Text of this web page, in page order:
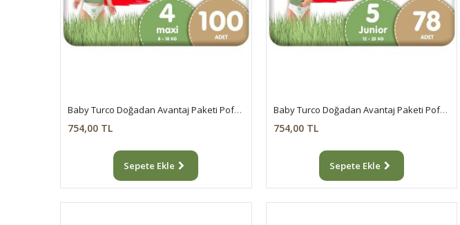
Baby Turco Doğadan Avantaj Paketi Pofuduk Külot Bez 4 Numara Maxi 100 Adet
754,00 TL
Sepete Ekle
Baby Turco Doğadan Avantaj Paketi Pofuduk Külot Bez 5 Numara Junior 78 Adet
754,00 TL
Sepete Ekle